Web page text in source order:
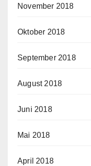
November 2018
Oktober 2018
September 2018
August 2018
Juni 2018
Mai 2018
April 2018